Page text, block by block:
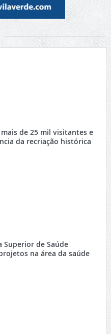
de 25 mil visitantes e
da recriação histórica
Superior de Saúde
na área da saúde